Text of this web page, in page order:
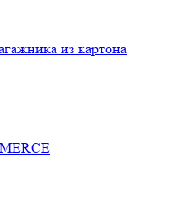
из картона